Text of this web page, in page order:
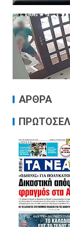
ΑΡΘΡΑ